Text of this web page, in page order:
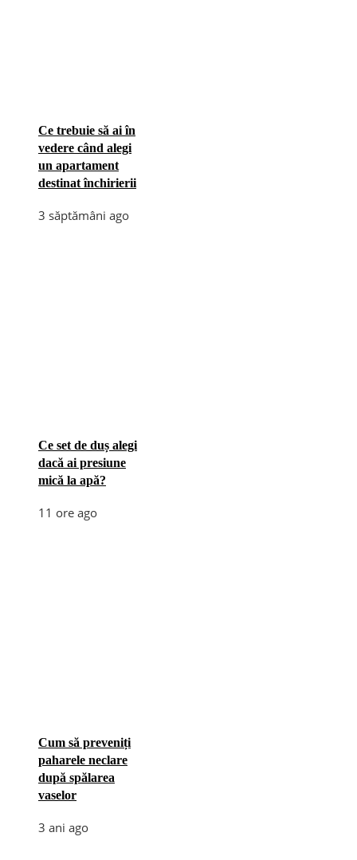
Ce trebuie să ai în
vedere când alegi
un apartament
destinat închirierii
3 săptămâni ago
Ce set de duș alegi
dacă ai presiune
mică la apă?
11 ore ago
Cum să preveniți
paharele neclare
după spălarea
vaselor
3 ani ago